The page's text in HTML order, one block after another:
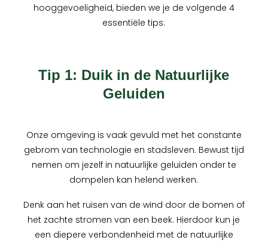
hooggevoeligheid, bieden we je de volgende 4
essentiële tips:
Tip 1: Duik in de Natuurlijke
Geluiden
Onze omgeving is vaak gevuld met het constante
gebrom van technologie en stadsleven. Bewust tijd
nemen om jezelf in natuurlijke geluiden onder te
dompelen kan helend werken.
Denk aan het ruisen van de wind door de bomen of
het zachte stromen van een beek. Hierdoor kun je
een diepere verbondenheid met de natuurlijke